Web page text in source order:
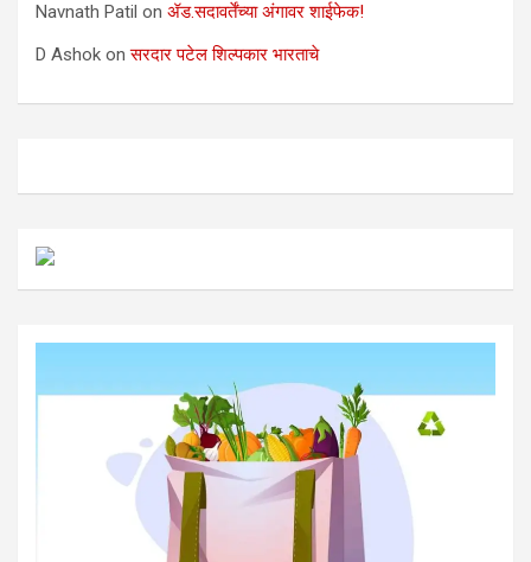
Navnath Patil on ॲड.सदावर्तेंच्या अंगावर शाईफेक!
D Ashok onसरदार पटेल शिल्पकार भारताचे